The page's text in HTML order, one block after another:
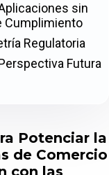
Potenciar la
de Comercio
con las
sin
Cumplimiento
Regulatoria
Futura